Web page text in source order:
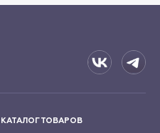
КАТАЛОГ ТОВАРОВ